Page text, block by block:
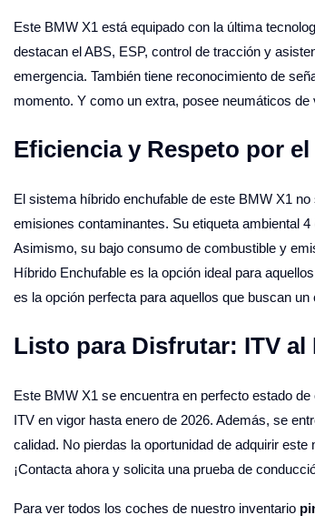
Este BMW X1 está equipado con la última
destacan el ABS, ESP, control de tracción y
emergencia. También tiene reconocimiento de
momento. Y como un extra, posee neumáticos de
Eficiencia y Respeto por
El sistema híbrido enchufable de este BMW X1
emisiones contaminantes. Su etiqueta ambiental
Asimismo, su bajo consumo de combustible y
Híbrido Enchufable es la opción ideal para
es la opción perfecta para aquellos que buscan
Listo para Disfrutar: ITV
Este BMW X1 se encuentra en perfecto estado
ITV en vigor hasta enero de 2026. Además, se
calidad. No pierdas la oportunidad de adquirir
¡Contacta ahora y solicita una prueba de
Para ver todos los coches de nuestro inventario